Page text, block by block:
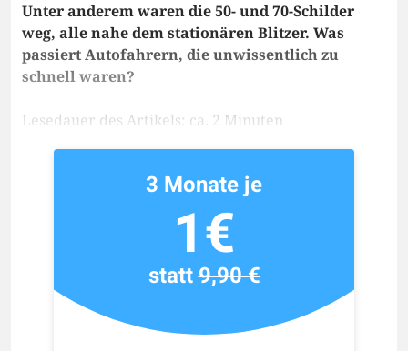
Unter anderem waren die 50- und 70-Schilder
weg, alle nahe dem stationären Blitzer. Was
passiert Autofahrern, die unwissentlich zu
schnell waren?
Lesedauer des Artikels: ca. 2 Minuten
3 Monate je
1€
statt9,90 €